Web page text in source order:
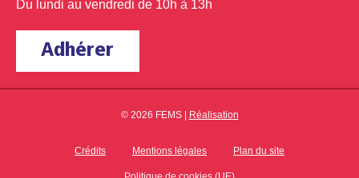
Du lundi au vendredi de 10h à 13h
Adhérer
© 2026 FEMS | Réalisation
Crédits Mentions légales Plan du site